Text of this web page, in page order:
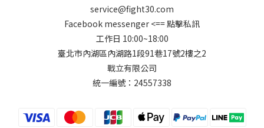
service@fight30.com
Facebook messenger <== 點擊私訊
工作日 10:00~18:00
臺北市內湖區內湖路1段91巷17號2樓之2
戰立有限公司
統一編號：24557338